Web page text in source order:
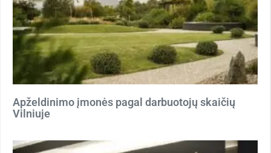
Apželdinimo įmonės pagal darbuotojų skaičių
Vilniuje